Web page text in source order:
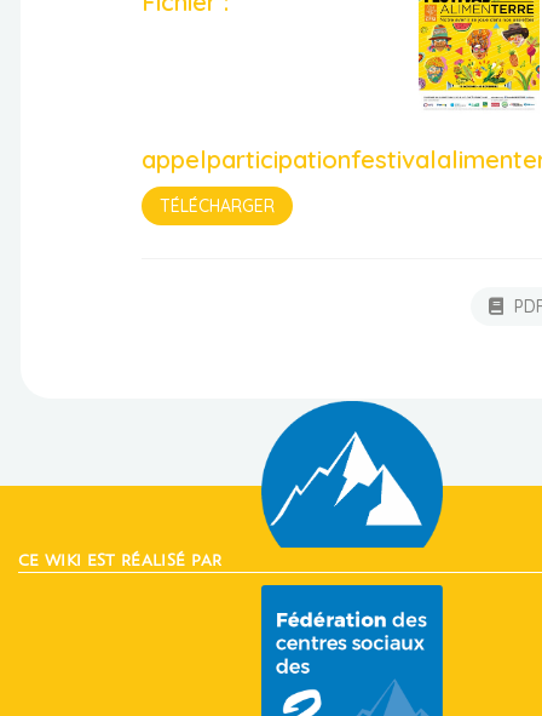
TÉLÉCHARGER
CE WIKI EST RÉALISÉ PAR